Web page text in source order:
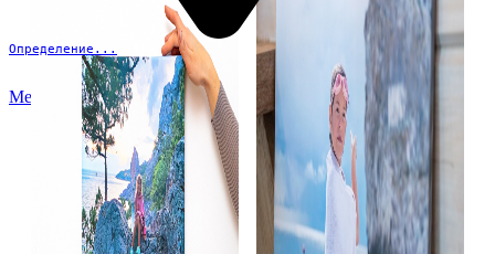
Определение...
Меню